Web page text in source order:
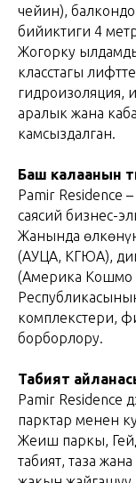
чейин),
бийиктиги 4
Жогорку
класстагы
гидроизоляция,
аралык жана
камсыздалган.
Баш калаанын
Pamir Residence
саясий бизнес-
Жанында
(АУЦА, КГЮА),
(Америка Кошмо
комплекстери,
борборлору.
Табият
Pamir Residence
парктар менен
Жеңиш паркы,
табият, таза